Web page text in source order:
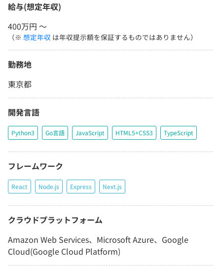
給与(想定年収)
400万円 〜
（※ 想定年収 は年収提示額を保証するものではありません）
勤務地
東京都
開発言語
Python3 Go言語 JavaScript HTML5+CSS3 TypeScript
フレームワーク
React Node.js Express Next.js
クラウドプラットフォーム
Amazon Web Services、Microsoft Azure、Google
Cloud(Google Cloud Platform)